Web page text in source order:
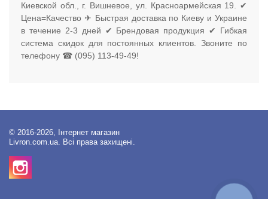
Киевской обл., г. Вишневое, ул. Красноармейская 19. ✔
Цена=Качество ✈ Быстрая доставка по Киеву и Украине
в течение 2-3 дней ✔ Брендовая продукция ✔ Гибкая
система скидок для постоянных клиентов. Звоните по
телефону ☎ (095) 113-49-49!
© 2016-2026, Інтернет магазин
Livron.com.ua. Всі права захищені.